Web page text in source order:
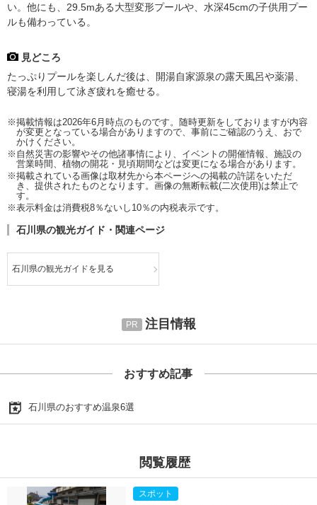
い。他にも、29.5mある大型変形プールや、水深45cmの子供用プー
ルも備わっている。
見どころ
たっぷりプールを楽しんだ後は、開湯自家源泉の露天風呂や薬湯、
寝湯を利用して泳ぎ疲れを癒せる。
※掲載情報は2026年6月時点のものです。随時更新をしておりますが内容
が変更となっている場合がありますので、事前にご確認のうえ、おで
かけください。
※自然災害の影響やその他諸事情により、イベントの開催情報、施設の
営業時間、植物の開花・見頃期間などは変更になる場合があります。
※掲載されている画像は取材先から本ページへの掲載の許諾をいただ
き、提供されたものとなります。画像の無断転載(二次使用)は禁止で
す。
※表示料金は消費税8％ないし10％の内税表示です。
石川県の観光ガイド・関連ページ
石川県の観光ガイドを見る
注目情報
おすすめ記事
石川県のおすすめ温泉6選
閲覧履歴